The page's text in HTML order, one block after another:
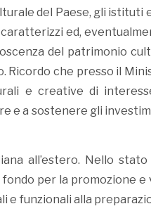
del Paese, gli istituti
ed,
del patrimonio
Ricordo che presso il
e creative di
e a sostenere gli
all’estero. Nello
per la promozione e
e funzionali alla